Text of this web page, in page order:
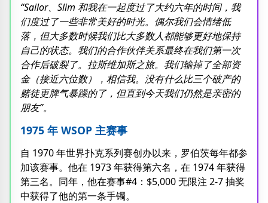
“Sailor、Slim 和我在一起度过了大约六年的时间，我
们度过了一些非常美好的时光。偶尔我们会情绪低
落，但大多数时候我们比大多数人都能够更好地保持
自己的状态。我们的合作伙伴关系最终在我们第一次
合作后破裂了。拉斯维加斯之旅。我们输掉了全部资
金（接近六位数），相信我。没有什么比三个破产的
赌徒更脾气暴躁的了，但直到今天我们仍然是亲密的
朋友”。
1975 年 WSOP 主赛事
自 1970 年世界扑克系列赛创办以来，罗伯茨每年都参
加该赛事。他在 1973 年获得第六名，在 1974 年获得
第三名。同年，他在赛事#4：$5,000 无限注 2-7 抽奖
中获得了他的第一条手镯。